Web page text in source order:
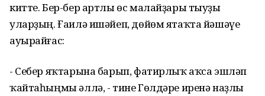
китте. Бер-бер артлы өс малайҙары тыуҙы
уларҙың. Ғаилә ишәйеп, дөйөм ятаҡта йәшәүе
ауырайғас:
- Себер яҡтарына барып, фатирлыҡ аҡса эшләп
ҡайтаһыңмы әллә, - тине Гөлдәре иренә наҙлы